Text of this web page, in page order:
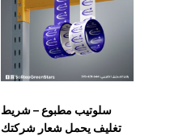
سلوتيب مطبوع – شريط
تغليف يحمل شعار شركتك